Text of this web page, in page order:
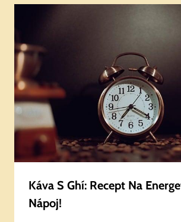
Káva S Ghí: Recept Na
Nápoj!